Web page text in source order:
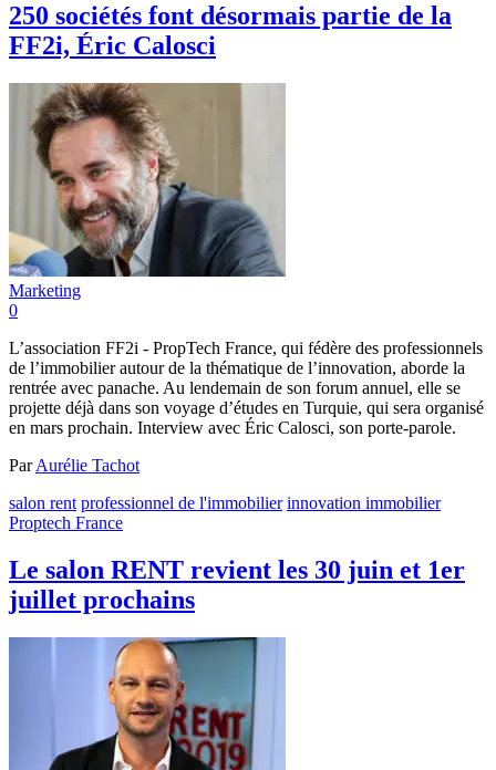
250 sociétés font désormais partie de la
FF2i, Éric Calosci
Marketing
0
L’association FF2i - PropTech France, qui fédère des professionnels
de l’immobilier autour de la thématique de l’innovation, aborde la
rentrée avec panache. Au lendemain de son forum annuel, elle se
projette déjà dans son voyage d’études en Turquie, qui sera organisé
en mars prochain. Interview avec Éric Calosci, son porte-parole.
ParAurélie Tachot
salon rent professionnel de l'immobilier innovation immobilier
Proptech France
Le salon RENT revient les 30 juin et 1er
juillet prochains